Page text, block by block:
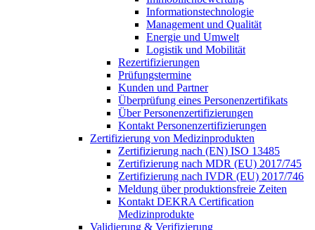
Informationstechnologie
Management und Qualität
Energie und Umwelt
Logistik und Mobilität
Rezertifizierungen
Prüfungstermine
Kunden und Partner
Überprüfung eines Personenzertifikats
Über Personenzertifizierungen
Kontakt Personenzertifizierungen
Zertifizierung von Medizinprodukten
Zertifizierung nach (EN) ISO 13485
Zertifizierung nach MDR (EU) 2017/745
Zertifizierung nach IVDR (EU) 2017/746
Meldung über produktionsfreie Zeiten
Kontakt DEKRA Certification
Medizinprodukte
Validierung & Verifizierung